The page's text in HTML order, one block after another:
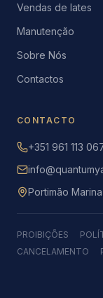
Vendas de Iates
Manutenção
Sobre Nós
Contactos
CONTACTO
+351 961 113
Portimão
PROIBIÇÕES
CANCELAMENTO